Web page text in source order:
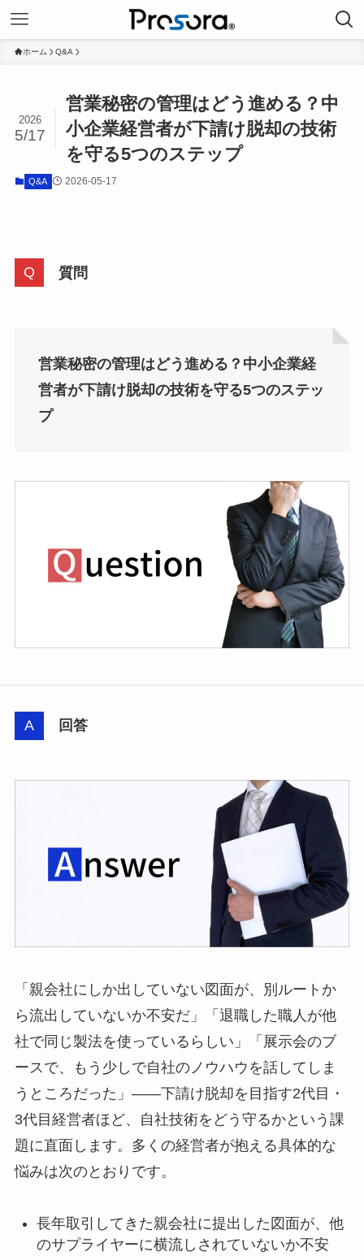
ホーム Q&A
営業秘密の管理はどう進める？中
小企業経営者が下請け脱却の技術
を守る5つのステップ
2026
5/17
Q&A 2026-05-17
質問
営業秘密の管理はどう進める？中小企業経
営者が下請け脱却の技術を守る5つのステッ
プ
回答
「親会社にしか出していない図面が、別ルートか
ら流出していないか不安だ」「退職した職人が他
社で同じ製法を使っているらしい」「展示会のブ
ースで、もう少しで自社のノウハウを話してしま
うところだった」——下請け脱却を目指す2代目・
3代目経営者ほど、自社技術をどう守るかという課
題に直面します。多くの経営者が抱える具体的な
悩みは次のとおりです。
長年取引してきた親会社に提出した図面が、他
のサプライヤーに横流しされていないか不安